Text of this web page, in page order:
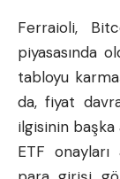
Ferraioli,
piyasasında
tabloyu
da, fiyat
ilgisinin başka
ETF onayları